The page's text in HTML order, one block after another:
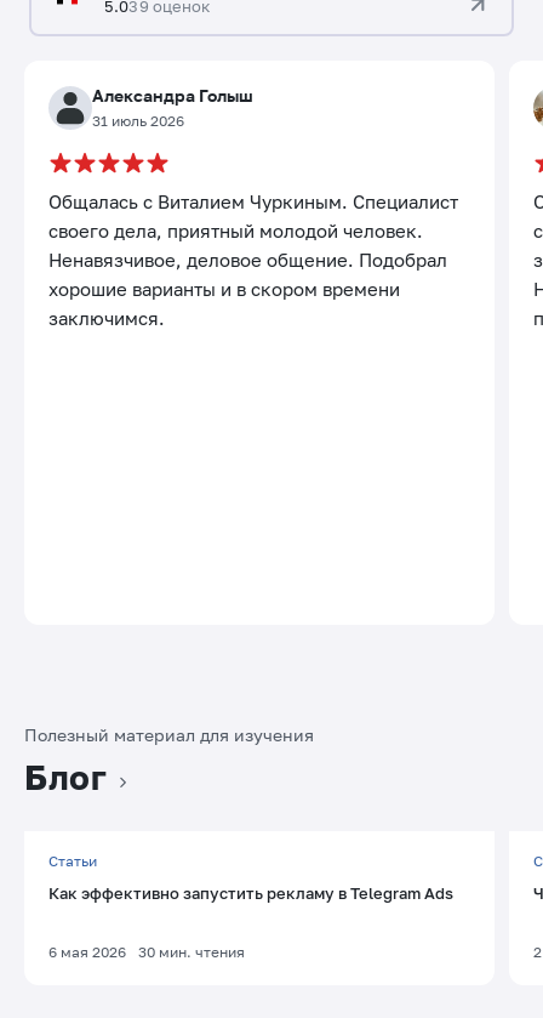
5.039 оценок
Александра Голыш
31 июль 2026
Общалась с Виталием Чуркиным. Специалист
своего дела, приятный молодой человек.
Ненавязчивое, деловое общение. Подобрал
хорошие варианты и в скором времени
заключимся.
Полезный материал для изучения
Блог
Статьи
Как эффективно запустить рекламу в Telegram Ads
6 мая 2026 30 мин. чтения